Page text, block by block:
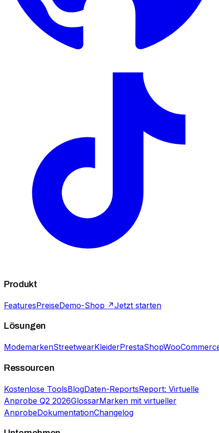
Produkt
FeaturesPreiseDemo-Shop ↗Jetzt starten
Lösungen
ModemarkenStreetwearKleiderPrestaShop
Ressourcen
Kostenlose ToolsBlogDaten-ReportsReport: Virtuelle
Anprobe Q2 2026GlossarMarken mit virtueller
AnprobeDokumentationChangelog